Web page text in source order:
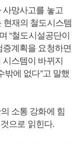
사망사고를 놓고
현재의 철도시스템
“철도시설공단이
계획을 요청하면
스템이 바뀌지
밖에 없다”고 말했
소통 강화에 힘
으로 읽힌다.